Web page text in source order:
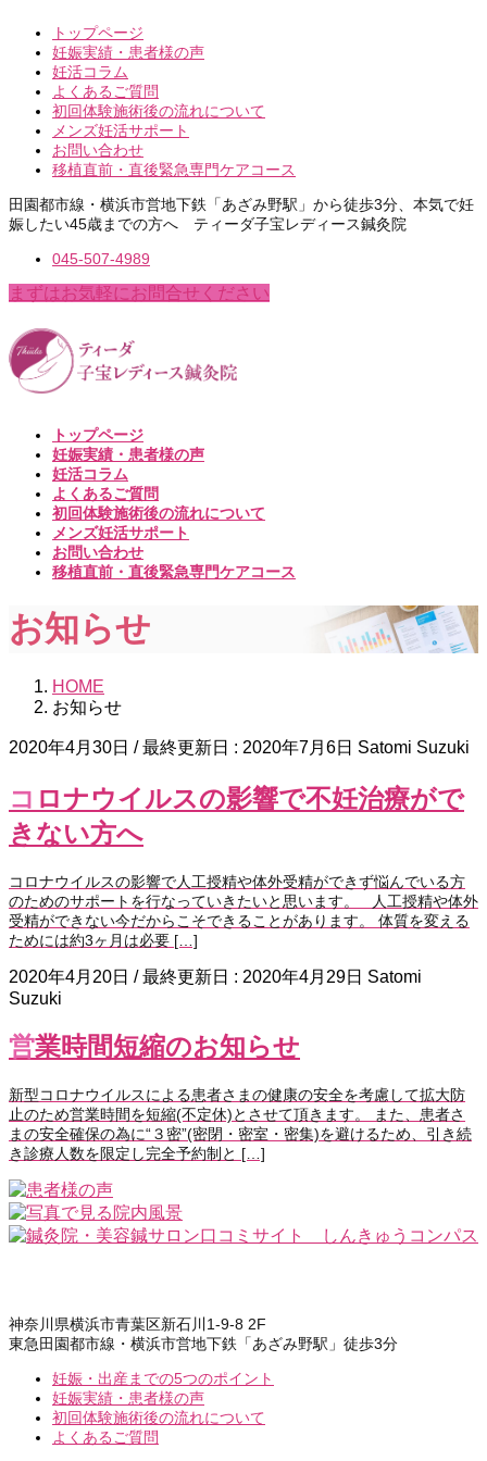
トップページ
妊娠実績・患者様の声
妊活コラム
よくあるご質問
初回体験施術後の流れについて
メンズ妊活サポート
お問い合わせ
移植直前・直後緊急専門ケアコース
田園都市線・横浜市営地下鉄「あざみ野駅」から徒歩3分、本気で妊
娠したい45歳までの方へ ティーダ子宝レディース鍼灸院
045-507-4989
まずはお気軽にお問合せください
トップページ
妊娠実績・患者様の声
妊活コラム
よくあるご質問
初回体験施術後の流れについて
メンズ妊活サポート
お問い合わせ
移植直前・直後緊急専門ケアコース
お知らせ
HOME
お知らせ
2020年4月30日 / 最終更新日 : 2020年7月6日 Satomi Suzuki
コロナウイルスの影響で不妊治療がで
きない方へ
コロナウイルスの影響で人工授精や体外受精ができず悩んでいる方
のためのサポートを行なっていきたいと思います。 人工授精や体外
受精ができない今だからこそできることがあります。 体質を変える
ためには約3ヶ月は必要 […]
2020年4月20日 / 最終更新日 : 2020年4月29日 Satomi
Suzuki
営業時間短縮のお知らせ
新型コロナウイルスによる患者さまの健康の安全を考慮して拡大防
止のため営業時間を短縮(不定休)とさせて頂きます。 また、患者さ
まの安全確保の為に“３密”(密閉・密室・密集)を避けるため、引き続
き診療人数を限定し完全予約制と […]
神奈川県横浜市青葉区新石川1-9-8 2F
東急田園都市線・横浜市営地下鉄「あざみ野駅」徒歩3分
妊娠・出産までの5つのポイント
妊娠実績・患者様の声
初回体験施術後の流れについて
よくあるご質問